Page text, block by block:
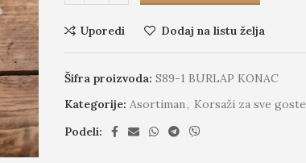
Uporedi Dodaj na listu želja
Šifra proizvoda: S89-1 BURLAP KONAC
Kategorije: Asortiman, Korsaži za sve goste
Podeli: